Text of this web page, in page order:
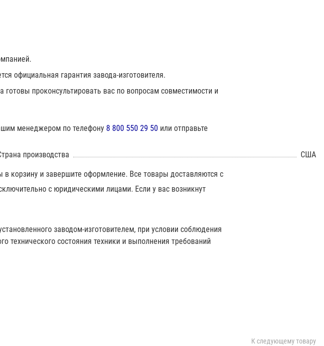
официальная гарантия завода-изготовителя.
проконсультировать вас по вопросам совместимости и
менеджером по телефону 8 800 550 29 50 или отправьте
производства США
корзину и завершите оформление. Все товары доставляются с
с юридическими лицами. Если у вас возникнут
заводом-изготовителем, при условии соблюдения
технического состояния техники и выполнения требований
К следующему товару